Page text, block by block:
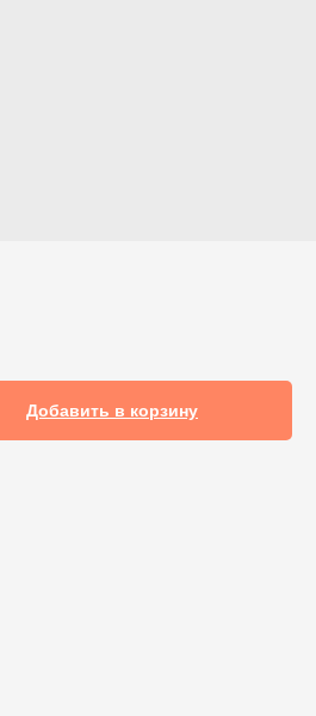
Добавить в корзину